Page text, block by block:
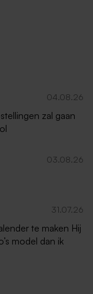
envelop
04.08.26
zal gaan
03.08.26
31.07.26
te maken Hij
model dan ik